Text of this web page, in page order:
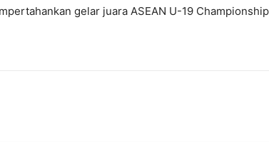
gelar juara ASEAN U-19